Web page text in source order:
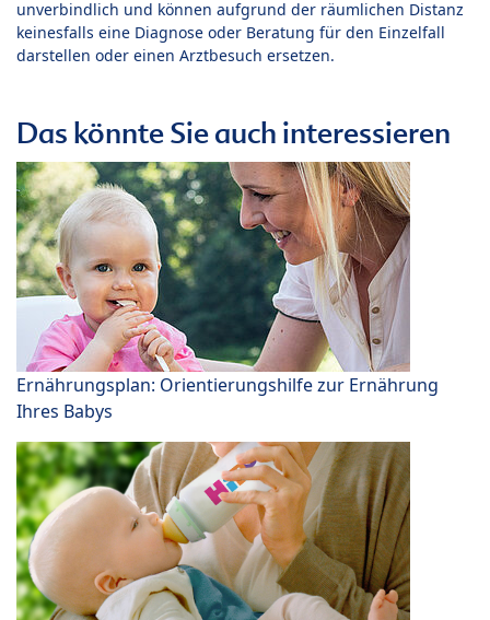
unverbindlich und können aufgrund der räumlichen Distanz
keinesfalls eine Diagnose oder Beratung für den Einzelfall
darstellen oder einen Arztbesuch ersetzen.
Das könnte Sie auch interessieren
Ernährungsplan: Orientierungshilfe zur Ernährung
Ihres Babys